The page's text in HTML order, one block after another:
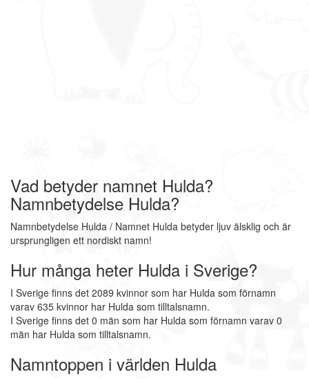
Vad betyder namnet Hulda?
Namnbetydelse Hulda?
Namnbetydelse Hulda / Namnet Hulda betyder ljuv älsklig och är
ursprungligen ett nordiskt namn!
Hur många heter Hulda i Sverige?
I Sverige finns det 2089 kvinnor som har Hulda som förnamn
varav 635 kvinnor har Hulda som tilltalsnamn.
I Sverige finns det 0 män som har Hulda som förnamn varav 0
män har Hulda som tilltalsnamn.
Namntoppen i världen Hulda